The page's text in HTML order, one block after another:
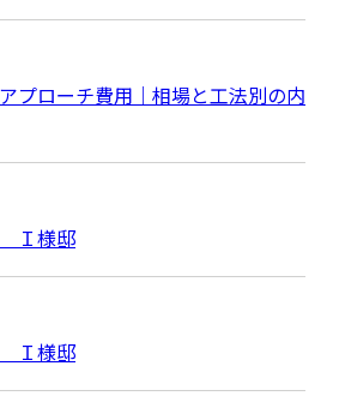
プローチ費用｜相場と工法別の内
Ｉ様邸
Ｉ様邸